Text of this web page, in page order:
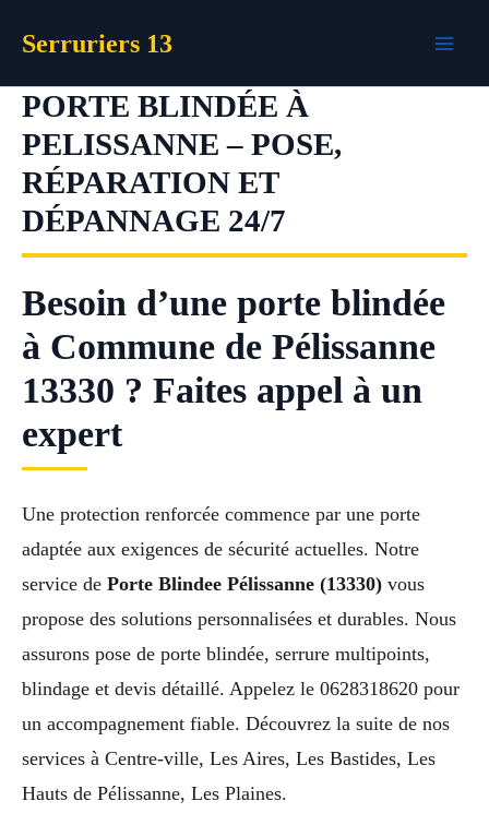
Serruriers 13
PORTE BLINDÉE À
PELISSANNE – POSE,
RÉPARATION ET
DÉPANNAGE 24/7
Besoin d’une porte blindée
à Commune de Pélissanne
13330 ? Faites appel à un
expert
Une protection renforcée commence par une porte
adaptée aux exigences de sécurité actuelles. Notre
service de Porte Blindee Pélissanne (13330) vous
propose des solutions personnalisées et durables. Nous
assurons pose de porte blindée, serrure multipoints,
blindage et devis détaillé. Appelez le 0628318620 pour
un accompagnement fiable. Découvrez la suite de nos
services à Centre-ville, Les Aires, Les Bastides, Les
Hauts de Pélissanne, Les Plaines.